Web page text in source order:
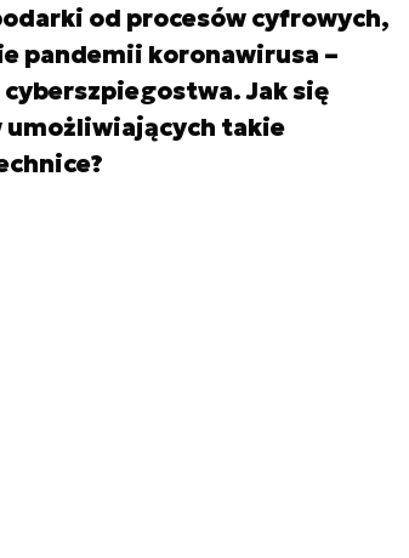
od procesów cyfrowych,
pandemii koronawirusa –
Jak się
umożliwiających takie